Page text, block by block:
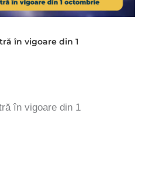
în vigoare din 1
în vigoare din 1